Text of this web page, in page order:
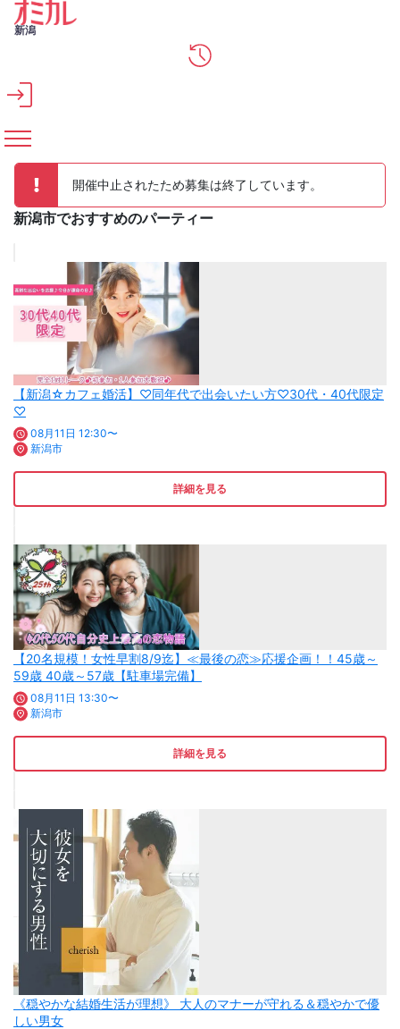
メインコンテンツへスキップ
新潟
開催中止されたため募集は終了しています。
新潟市でおすすめのパーティー
【新潟☆カフェ婚活】♡同年代で出会いたい方♡30代・40代限定
♡
08月11日 12:30〜
新潟市
詳細を見る
【20名規模！女性早割8/9迄】≪最後の恋≫応援企画！！45歳～
59歳 40歳～57歳【駐車場完備】
08月11日 13:30〜
新潟市
詳細を見る
《穏やかな結婚生活が理想》 大人のマナーが守れる＆穏やかで優
しい男女